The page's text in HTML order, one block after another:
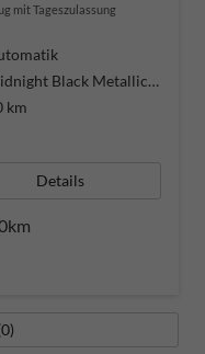
mit Tageszulassung
Midnight Black Metallic (0E)
km
Details
0)